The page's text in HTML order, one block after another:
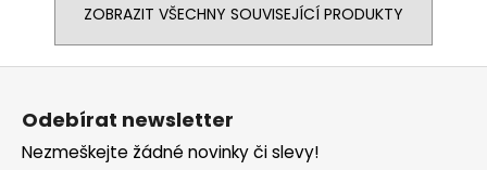
ZOBRAZIT VŠECHNY SOUVISEJÍCÍ PRODUKTY
Odebírat newsletter
Nezmeškejte žádné novinky či slevy!